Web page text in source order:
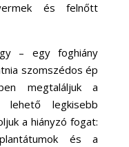
és felnőtt
– egy foghiány
szomszédos ép
megtaláljuk a
legkisebb
a hiányzó fogat:
és a